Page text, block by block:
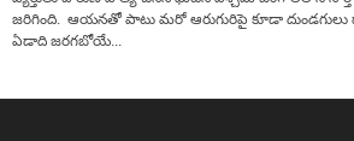
జరిగింది. ఆయ‌నతో పాటు మ‌రో ఆరుగురిపై కూడా
ఏడాది జ‌ర‌గ‌బోయే...